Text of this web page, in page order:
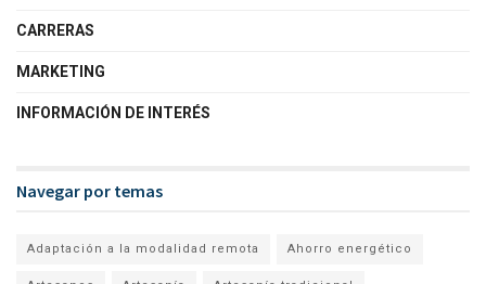
CARRERAS
MARKETING
INFORMACIÓN DE INTERÉS
Navegar por temas
Adaptación a la modalidad remota Ahorro energético